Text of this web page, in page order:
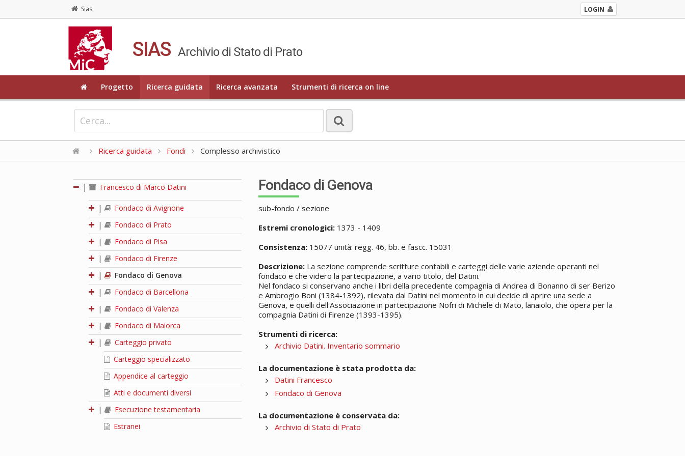
Sias LOGIN
SIAS Archivio di Stato di Prato
Progetto Ricerca guidata Ricerca avanzata Strumenti di ricerca on line
Ricerca guidata Fondi Complesso archivistico
| Francesco di Marco Datini
|
Fondaco di Avignone
|
Fondaco di Prato
|
Fondaco di Pisa
|
Fondaco di Firenze
|
Fondaco di Genova
|
Fondaco di Barcellona
|
Fondaco di Valenza
|
Fondaco di Maiorca
|
Carteggio privato
Carteggio specializzato
Appendice al carteggio
Atti e documenti diversi
|
Esecuzione testamentaria
Estranei
Fondaco di Genova
sub-fondo / sezione
Estremi cronologici: 1373 - 1409
Consistenza: 15077 unità: regg. 46, bb. e fascc. 15031
Descrizione: La sezione comprende scritture contabili e carteggi delle varie aziende operanti nel
fondaco e che videro la partecipazione, a vario titolo, del Datini.
Nel fondaco si conservano anche i libri della precedente compagnia di Andrea di Bonanno di ser Berizo
e Ambrogio Boni (1384-1392), rilevata dal Datini nel momento in cui decide di aprire una sede a
Genova, e quelli dell'Associazione in partecipazione Nofri di Michele di Mato, lanaiolo, che opera per la
compagnia Datini di Firenze (1393-1395).
Strumenti di ricerca:
Archivio Datini. Inventario sommario
La documentazione è stata prodotta da:
Datini Francesco
Fondaco di Genova
La documentazione è conservata da:
Archivio di Stato di Prato